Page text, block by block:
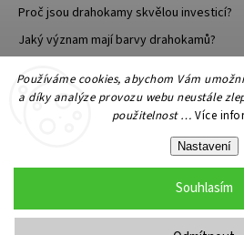
Používáme cookies, abychom Vám
a díky analýze provozu webu neustále
použitelnost … Více
Nastavení
Souhlasím
Proč jsou drahokamy skvělou investicí?
Jaký význam mají barvy drahokamů?
práva